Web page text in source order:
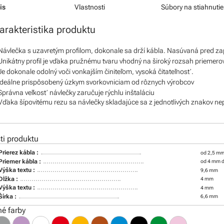
Vlastnosti Súbory na stiahnutie
produktu
s uzavretým profilom, dokonale sa drží kábla. Nasúvaná pred
profil je vďaka pružnému tvaru vhodný na široký rozsah
dokonale odolný voči vonkajším činiteľom, vysoká čitateľnosť.
prispôsobený úzkym svorkovniciam od rôznych výrobcov
veľkosť návlečky zaručuje rýchlu inštaláciu
šípovitému rezu sa návlečky skladajúce sa z jednotlivých znakov
produktu
kábla : od 2,5
kábla : od 4 mm
textu : 9,6 mm
: 4 mm
textu : 4 mm
: 6,6 mm
farby